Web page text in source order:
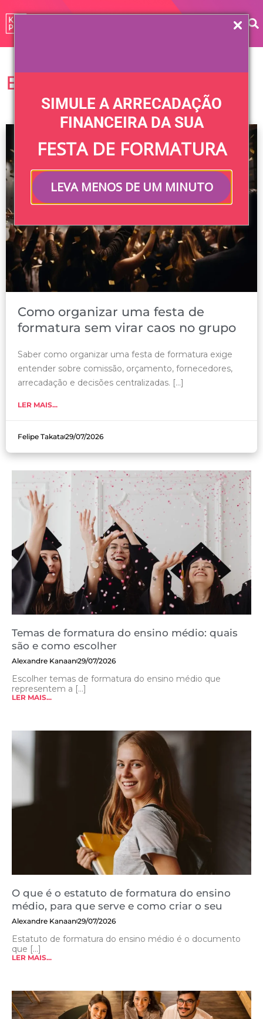
SIMULE A ARRECADAÇÃO
FINANCEIRA DA SUA
FESTA DE FORMATURA
LEVA MENOS DE UM MINUTO
Blog Keeper
FESTA
Como organizar uma festa de
formatura sem virar caos no grupo
Saber como organizar uma festa de formatura exige
entender sobre comissão, orçamento, fornecedores,
arrecadação e decisões centralizadas. [...]
LER MAIS...
Felipe Takata29/07/2026
Temas de formatura do ensino médio: quais
são e como escolher
Alexandre Kanaan29/07/2026
Escolher temas de formatura do ensino médio que
representem a [...]
LER MAIS...
O que é o estatuto de formatura do ensino
médio, para que serve e como criar o seu
Alexandre Kanaan29/07/2026
Estatuto de formatura do ensino médio é o documento
que [...]
LER MAIS...